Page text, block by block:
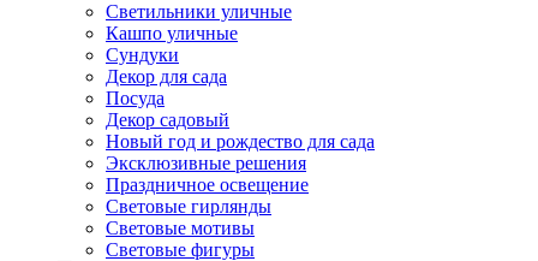
Cветильники уличные
Кашпо уличные
Сундуки
Декор для сада
Посуда
Декор садовый
Новый год и рождество для сада
Эксклюзивные решения
Праздничное освещение
Световые гирлянды
Световые мотивы
Световые фигуры